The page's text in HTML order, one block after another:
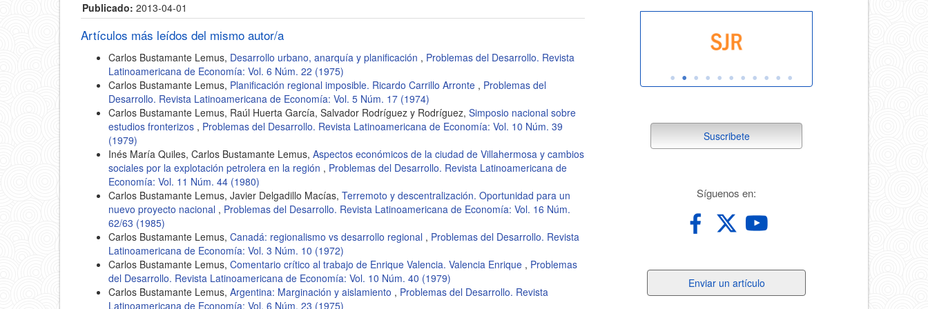
Publicado: 2013-04-01
Artículos más leídos del mismo autor/a
Carlos Bustamante Lemus, Desarrollo urbano, anarquía y planificación , Problemas del Desarrollo. Revista
Latinoamericana de Economía: Vol. 6 Núm. 22 (1975)
Carlos Bustamante Lemus, Planificación regional imposible. Ricardo Carrillo Arronte , Problemas del
Desarrollo. Revista Latinoamericana de Economía: Vol. 5 Núm. 17 (1974)
Carlos Bustamante Lemus, Raúl Huerta García, Salvador Rodríguez y Rodríguez, Simposio nacional sobre
estudios fronterizos , Problemas del Desarrollo. Revista Latinoamericana de Economía: Vol. 10 Núm. 39
(1979)
Inés María Quiles, Carlos Bustamante Lemus, Aspectos económicos de la ciudad de Villahermosa y cambios
sociales por la explotación petrolera en la región , Problemas del Desarrollo. Revista Latinoamericana de
Economía: Vol. 11 Núm. 44 (1980)
Carlos Bustamante Lemus, Javier Delgadillo Macías, Terremoto y descentralización. Oportunidad para un
nuevo proyecto nacional , Problemas del Desarrollo. Revista Latinoamericana de Economía: Vol. 16 Núm.
62/63 (1985)
Carlos Bustamante Lemus, Canadá: regionalismo vs desarrollo regional , Problemas del Desarrollo. Revista
Latinoamericana de Economía: Vol. 3 Núm. 10 (1972)
Carlos Bustamante Lemus, Comentario crítico al trabajo de Enrique Valencia. Valencia Enrique , Problemas
del Desarrollo. Revista Latinoamericana de Economía: Vol. 10 Núm. 40 (1979)
Carlos Bustamante Lemus, Argentina: Marginación y aislamiento , Problemas del Desarrollo. Revista
Latinoamericana de Economía: Vol. 6 Núm. 23 (1975)
suscribete
Suscribete
Síguenos en:
un
Enviar un artículo